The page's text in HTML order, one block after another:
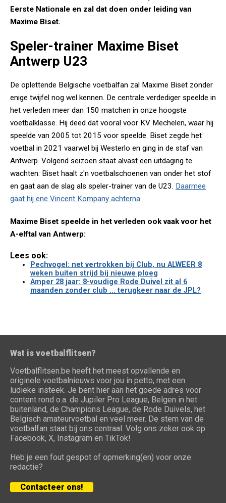
Eerste Nationale en zal dat doen onder leiding van
Maxime Biset.
Speler-trainer Maxime Biset
Antwerp U23
De oplettende Belgische voetbalfan zal Maxime Biset zonder
enige twijfel nog wel kennen. De centrale verdediger speelde in
het verleden meer dan 150 matchen in onze hoogste
voetbalklasse. Hij deed dat vooral voor KV Mechelen, waar hij
speelde van 2005 tot 2015 voor speelde. Biset zegde het
voetbal in 2021 vaarwel bij Westerlo en ging in de staf van
Antwerp. Volgend seizoen staat alvast een uitdaging te
wachten: Biset haalt z'n voetbalschoenen van onder het stof
en gaat aan de slag als speler-trainer van de U23. Daarmee
gaat hij ene Vincent Kompany achterna.
Maxime Biset speelde in het verleden ook vaak voor het
A-elftal van Antwerp:
Lees ook:
Pechvogel: net vertrokken bij Club, nu ALWEER 8
weken buiten strijd bij nieuwe ploeg
Amper 28 jaar: 8-voudige Rode Duivel zit al 6
maanden zonder club ... terugkeer naar de JPL?
Wat is voetbalflitsen?
Voetbalflitsen.be heeft het meest opvallende en
originele voetbalnieuws voor jou in petto, met een
ludieke insteek. Je bent hier aan het goede adres voor
content rond o.a. de Jupiler Pro League, Belgen in het
buitenland, de Champions League, de Rode Duivels, het
Belgisch amateurvoetbal en veel meer. De stem van de
voetbalfan staat bij ons centraal. Volg ons zeker ook op
Facebook, X, Instagram en TikTok!
Heb je een fout gespot of opmerking(en) voor onze
redactie?
Contacteer ons!